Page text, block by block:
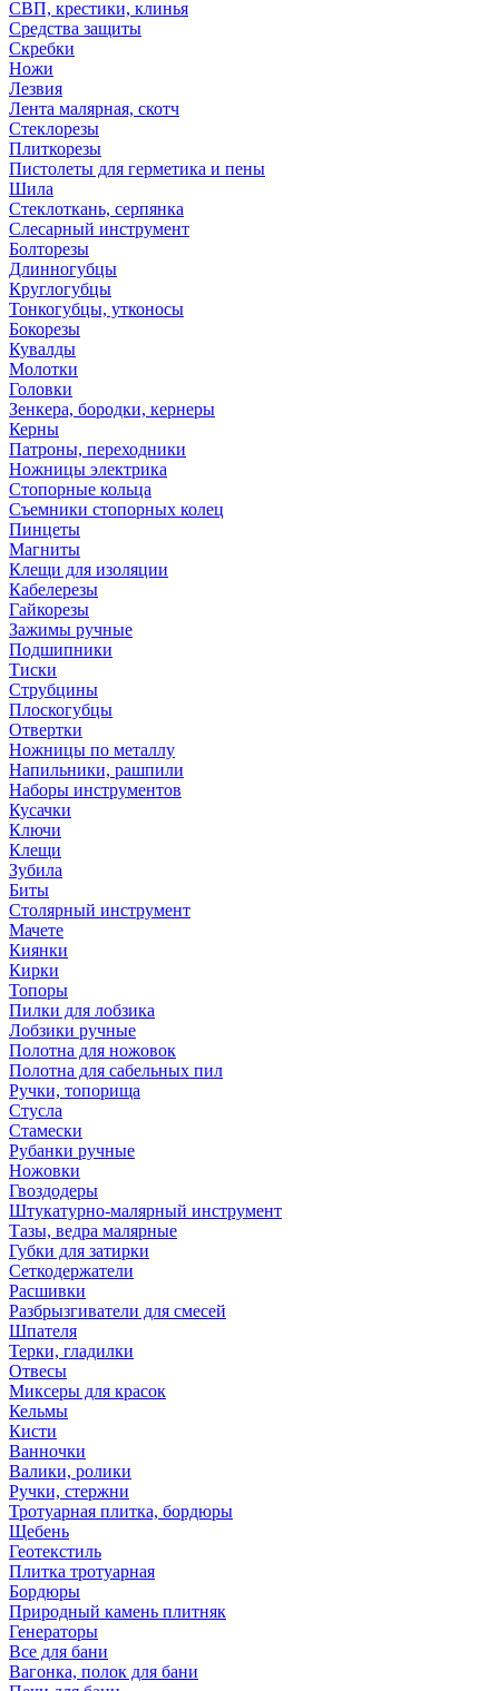
СВП, крестики, клинья
Средства защиты
Скребки
Ножи
Лезвия
Лента малярная, скотч
Стеклорезы
Плиткорезы
Пистолеты для герметика и пены
Шила
Стеклоткань, серпянка
Слесарный инструмент
Болторезы
Длинногубцы
Круглогубцы
Тонкогубцы, утконосы
Бокорезы
Кувалды
Молотки
Головки
Зенкера, бородки, кернеры
Керны
Патроны, переходники
Ножницы электрика
Стопорные кольца
Съемники стопорных колец
Пинцеты
Магниты
Клещи для изоляции
Кабелерезы
Гайкорезы
Зажимы ручные
Подшипники
Тиски
Струбцины
Плоскогубцы
Отвертки
Ножницы по металлу
Напильники, рашпили
Наборы инструментов
Кусачки
Ключи
Клещи
Зубила
Биты
Столярный инструмент
Мачете
Киянки
Кирки
Топоры
Пилки для лобзика
Лобзики ручные
Полотна для ножовок
Полотна для сабельных пил
Ручки, топорища
Стусла
Стамески
Рубанки ручные
Ножовки
Гвоздодеры
Штукатурно-малярный инструмент
Тазы, ведра малярные
Губки для затирки
Сеткодержатели
Расшивки
Разбрызгиватели для смесей
Шпателя
Терки, гладилки
Отвесы
Миксеры для красок
Кельмы
Кисти
Ванночки
Валики, ролики
Ручки, стержни
Тротуарная плитка, бордюры
Щебень
Геотекстиль
Плитка тротуарная
Бордюры
Природный камень плитняк
Генераторы
Все для бани
Вагонка, полок для бани